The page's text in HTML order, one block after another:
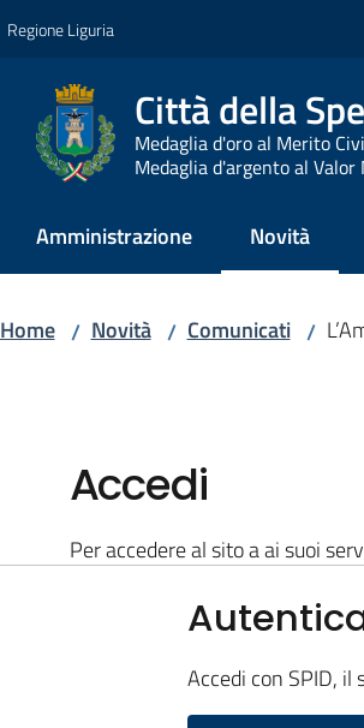
Regione Liguria
Città della
Medaglia d'oro al Merito
Medaglia d'argento al
Amministrazione Novità
Menu
Home / Novità / Comunicati /
Accedi
Per accedere al sito a ai suoi
Accedi con SPID,